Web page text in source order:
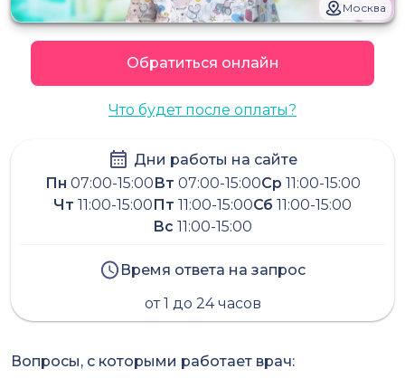
Москва
Обратиться онлайн
Что будет после оплаты?
Дни работы на сайте
Пн 07:00-15:00 Вт 07:00-15:00Ср 11:00-15:00
Чт 11:00-15:00 Пт 11:00-15:00Сб 11:00-15:00
Вс 11:00-15:00
Время ответа на запрос
от 1 до 24 часов
Вопросы, с которыми работает врач: